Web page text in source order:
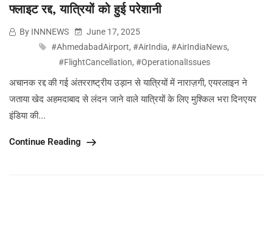
फ्लाइट रद्द, यात्रियों को हुई परेशानी
By INNNEWS
June 17, 2025
#AhmedabadAirport, #AirIndia, #AirIndiaNews,
#FlightCancellation, #OperationalIssues
अचानक रद्द की गई अंतरराष्ट्रीय उड़ान से यात्रियों में नाराज़गी, एयरलाइन ने
जताया खेद अहमदाबाद से लंदन जाने वाले यात्रियों के लिए मुश्किल भरा दिनएयर
इंडिया की...
Continue Reading